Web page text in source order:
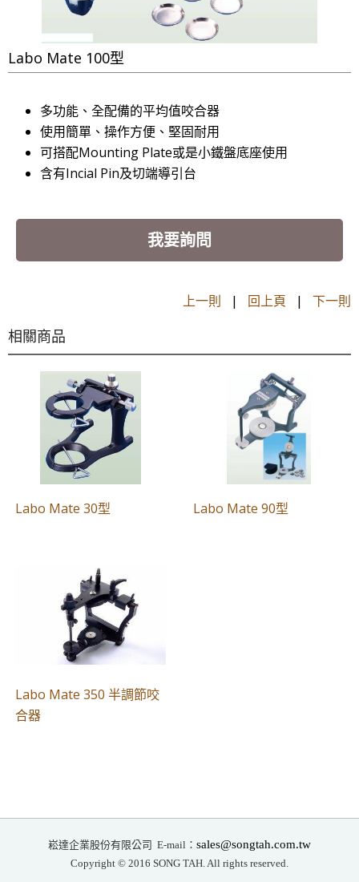
Labo Mate 100型
多功能、全配備的平均值咬合器
使用簡單、操作方便、堅固耐用
可搭配Mounting Plate或是小鐵盤底座使用
含有Incial Pin及切端導引台
我要詢問
上一則 | 回上頁 | 下一則
相關商品
Labo Mate 30型 Labo Mate 90型
Labo Mate 350 半調節咬
合器
崧達企業股份有限公司 E-mail： sales@songtah.com.tw
Copyright © 2016 SONG TAH. All rights reserved.